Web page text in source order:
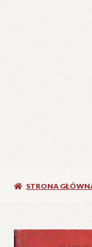
STRONA